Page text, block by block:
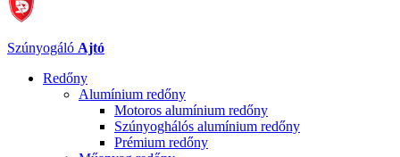
Szúnyogáló Ajtó
Redőny
Alumínium redőny
Motoros alumínium redőny
Szúnyoghálós alumínium redőny
Prémium redőny